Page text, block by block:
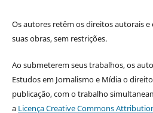
Os autores retêm os direitos autorais
suas obras, sem restrições.
Ao submeterem seus trabalhos, os
Estudos em Jornalismo e Mídia o
publicação, com o trabalho
a Licença Creative Commons